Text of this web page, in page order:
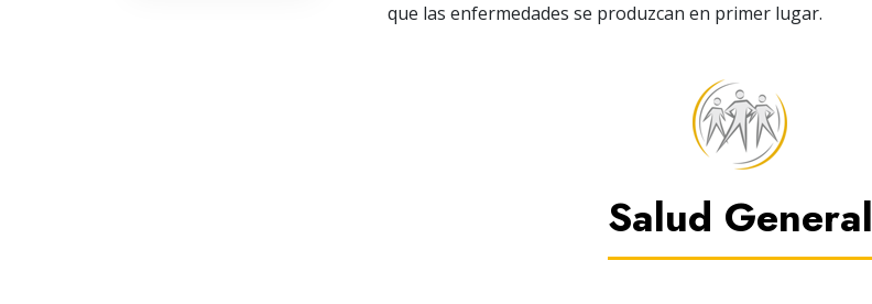
que las enfermedades se produzcan en primer lugar.
Salud General